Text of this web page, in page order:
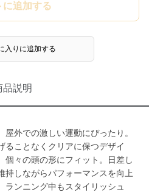
に追加する
入りに追加する
品説明
外での激しい運動にぴったり。
ることなくクリアに保つデザイ
個々の頭の形にフィット。日差し
持しながらパフォーマンスを向上
ランニング中もスタイリッシュ